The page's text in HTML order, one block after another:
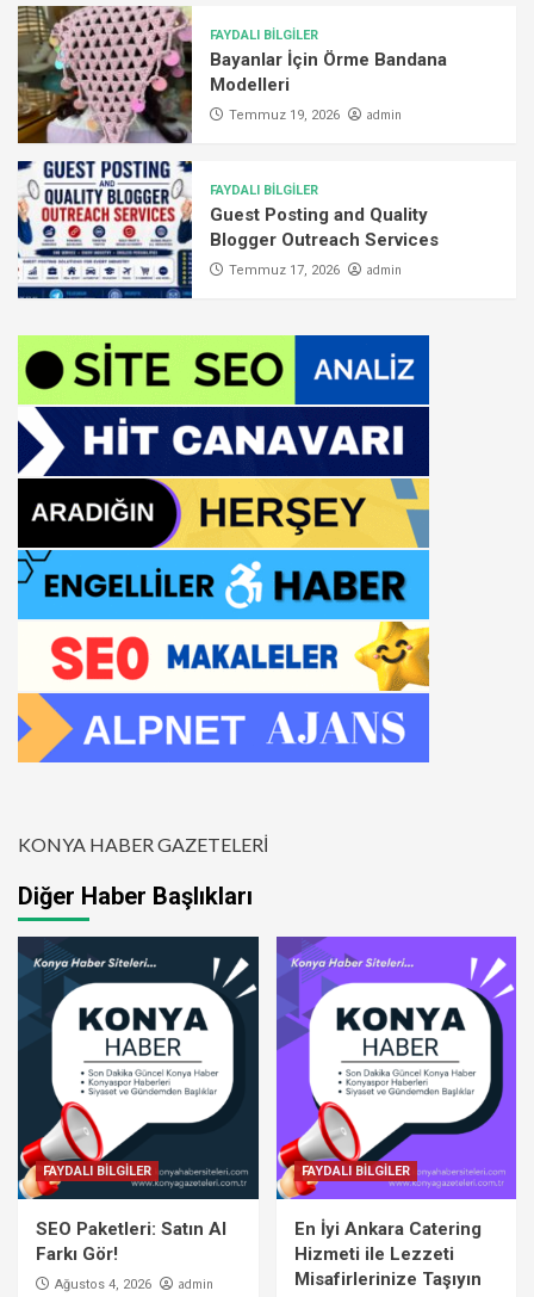
FAYDALI BİLGİLER
Bayanlar İçin Örme Bandana
Modelleri
Temmuz 19, 2026 admin
FAYDALI BİLGİLER
Guest Posting and Quality
Blogger Outreach Services
Temmuz 17, 2026 admin
KONYA HABER GAZETELERİ
Diğer Haber Başlıkları
FAYDALI BİLGİLER
SEO Paketleri: Satın Al
Farkı Gör!
Ağustos 4, 2026 admin
FAYDALI BİLGİLER
En İyi Ankara Catering
Hizmeti ile Lezzeti
Misafirlerinize Taşıyın